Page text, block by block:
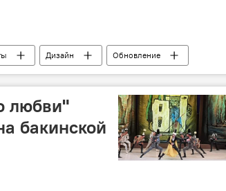
Дизайн
Обновление
любви"
бакинской